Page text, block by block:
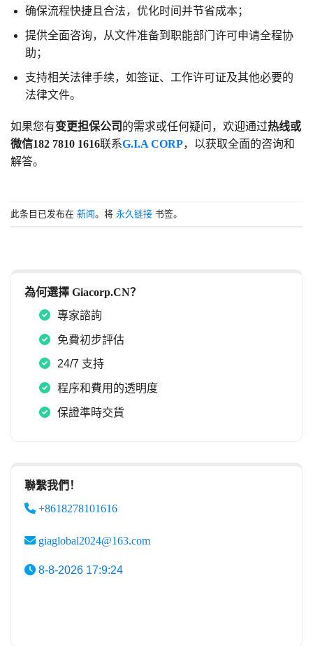
确保流程快捷且合法，优化时间并节省成本；
提供全面咨询，从文件准备到职能部门许可申请全程协
助；
支持相关法律手续，如签证、工作许可证及其他必要的
法律文件。
如果您有变更担保公司 的需求或任何疑问，欢迎通过热线或
微信182 7810 1616联系G.I.A CORP，以获取全面的咨询和
解答。
此条目已发布在 新闻。将 永久链接 书签。
為何選擇 Giacorp.CN？
專家諮詢
免費初步評估
24/7 支持
程序和費用的透明度
保證準時交貨
聯繫我們！
+8618278101616
giaglobal2024@163.com
8-8-2026 17:9:24